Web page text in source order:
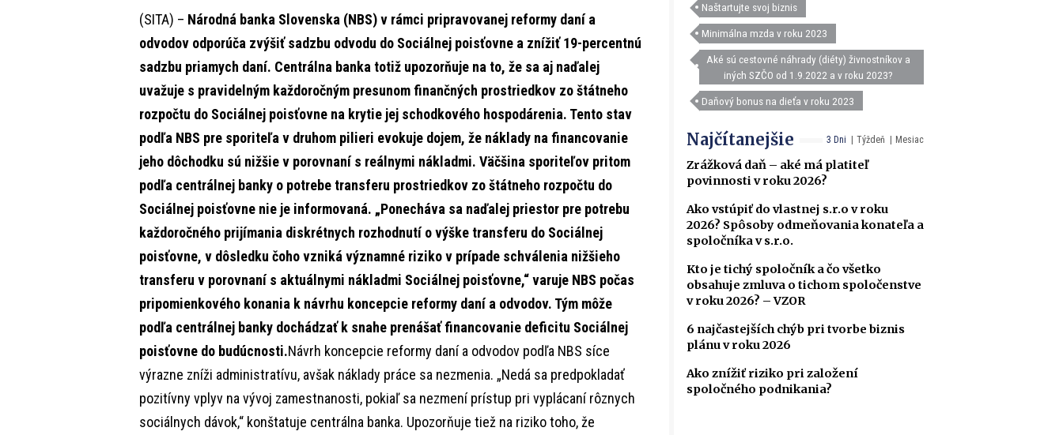
(SITA) – Národná banka Slovenska (NBS) v rámci pripravovanej reformy daní a
odvodov odporúča zvýšiť sadzbu odvodu do Sociálnej poisťovne a znížiť 19-percentnú
sadzbu priamych daní. Centrálna banka totiž upozorňuje na to, že sa aj naďalej
uvažuje s pravidelným každoročným presunom finančných prostriedkov zo štátneho
rozpočtu do Sociálnej poisťovne na krytie jej schodkového hospodárenia. Tento stav
podľa NBS pre sporiteľa v druhom pilieri evokuje dojem, že náklady na financovanie
jeho dôchodku sú nižšie v porovnaní s reálnymi nákladmi. Väčšina sporiteľov pritom
podľa centrálnej banky o potrebe transferu prostriedkov zo štátneho rozpočtu do
Sociálnej poisťovne nie je informovaná. „Ponecháva sa naďalej priestor pre potrebu
každoročného prijímania diskrétnych rozhodnutí o výške transferu do Sociálnej
poisťovne, v dôsledku čoho vzniká významné riziko v prípade schválenia nižšieho
transferu v porovnaní s aktuálnymi nákladmi Sociálnej poisťovne,“ varuje NBS počas
pripomienkového konania k návrhu koncepcie reformy daní a odvodov. Tým môže
podľa centrálnej banky dochádzať k snahe prenášať financovanie deficitu Sociálnej
poisťovne do budúcnosti.Návrh koncepcie reformy daní a odvodov podľa NBS síce
výrazne zníži administratívu, avšak náklady práce sa nezmenia. „Nedá sa predpokladať
pozitívny vplyv na vývoj zamestnanosti, pokiaľ sa nezmení prístup pri vyplácaní rôznych
sociálnych dávok,“ konštatuje centrálna banka. Upozorňuje tiež na riziko toho, že
Naštartujte svoj biznis
Minimálna mzda v roku 2023
Aké sú cestovné náhrady (diéty) živnostníkov a
iných SZČO od 1.9.2022 a v roku 2023?
Daňový bonus na dieťa v roku 2023
3 Dni Týždeň Mesiac
Najčítanejšie
Zrážková daň – aké má platiteľ
povinnosti v roku 2026?
Ako vstúpiť do vlastnej s.r.o v roku
2026? Spôsoby odmeňovania konateľa a
spoločníka v s.r.o.
Kto je tichý spoločník a čo všetko
obsahuje zmluva o tichom spoločenstve
v roku 2026? – VZOR
6 najčastejších chýb pri tvorbe biznis
plánu v roku 2026
Ako znížiť riziko pri založení
spoločného podnikania?